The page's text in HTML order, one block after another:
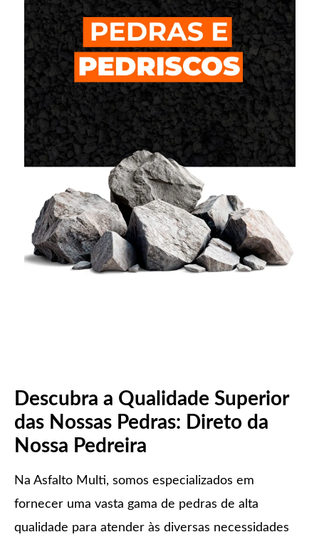
Descubra a Qualidade Superior
das Nossas Pedras: Direto da
Nossa Pedreira
Na Asfalto Multi, somos especializados em
fornecer uma vasta gama de pedras de alta
qualidade para atender às diversas necessidades